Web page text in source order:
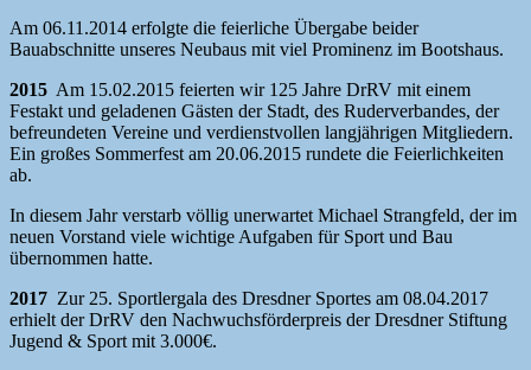
Am 06.11.2014 erfolgte die feierliche Übergabe beider
Bauabschnitte unseres Neubaus mit viel Prominenz im Bootshaus.
2015 Am 15.02.2015 feierten wir 125 Jahre DrRV mit einem
Festakt und geladenen Gästen der Stadt, des Ruderverbandes, der
befreundeten Vereine und verdienstvollen langjährigen Mitgliedern.
Ein großes Sommerfest am 20.06.2015 rundete die Feierlichkeiten
ab.
In diesem Jahr verstarb völlig unerwartet Michael Strangfeld, der im
neuen Vorstand viele wichtige Aufgaben für Sport und Bau
übernommen hatte.
2017 Zur 25. Sportlergala des Dresdner Sportes am 08.04.2017
erhielt der DrRV den Nachwuchsförderpreis der Dresdner Stiftung
Jugend & Sport mit 3.000€.